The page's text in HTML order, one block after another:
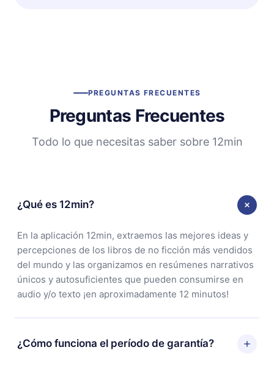
PREGUNTAS FRECUENTES
Preguntas Frecuentes
Todo lo que necesitas saber sobre 12min
¿Qué es 12min?
En la aplicación 12min, extraemos las mejores ideas y
percepciones de los libros de no ficción más vendidos
del mundo y las organizamos en resúmenes narrativos
únicos y autosuficientes que pueden consumirse en
audio y/o texto ¡en aproximadamente 12 minutos!
¿Cómo funciona el período de garantía?